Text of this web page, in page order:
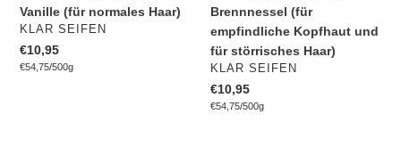
Vanille (für normales Haar)
VERKÄUFER
KLAR SEIFEN
Normaler
Preis
€10,95
Einzelpreis
€54,75/pro
500g
Brennnessel (für
empfindliche Kopfhaut und
für störrisches Haar)
VERKÄUFER
KLAR SEIFEN
Normaler
Preis
€10,95
Einzelpreis
€54,75/pro
500g